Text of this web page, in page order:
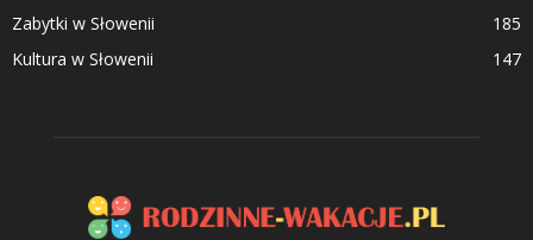
Zabytki w Słowenii
185
Kultura w Słowenii
147